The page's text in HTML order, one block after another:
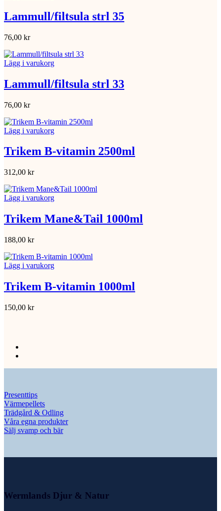
Lammull/filtsula strl 35
76,00 kr
Lägg i varukorg
Lammull/filtsula strl 33
76,00 kr
Lägg i varukorg
Trikem B-vitamin 2500ml
312,00 kr
Lägg i varukorg
Trikem Mane&Tail 1000ml
188,00 kr
Lägg i varukorg
Trikem B-vitamin 1000ml
150,00 kr
Presenttips
Värmepellets
Trädgård & Odling
Våra egna produkter
Sälj svamp och bär
Wermlands Djur & Natur